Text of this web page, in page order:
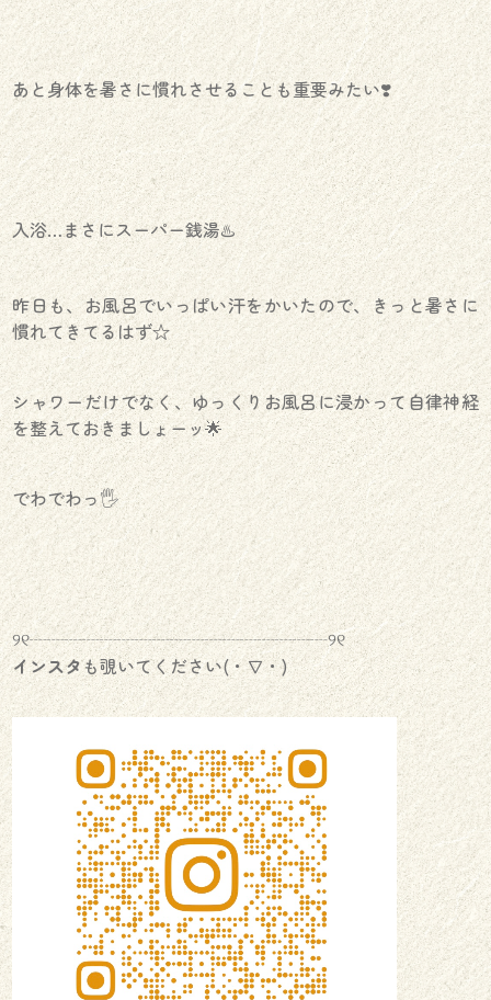
あと身体を暑さに慣れさせることも重要みたい❣️
入浴…まさにスーパー銭湯♨️
昨日も、お風呂でいっぱい汗をかいたので、きっと暑さに
慣れてきてるはず☆
シャワーだけでなく、ゆっくりお風呂に浸かって自律神経
を整えておきましょーッ🌟
でわでわっ🖐
୨୧┈┈┈┈┈┈┈┈┈┈┈┈┈┈┈┈┈୨୧
インスタも覗いてください(・∇・)